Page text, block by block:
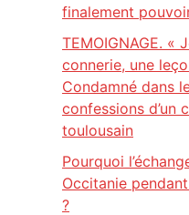
finalement
TEMOIGNAGE. «
connerie, une
Condamné dans
confessions d’un
toulousain
Pourquoi
Occitanie
?